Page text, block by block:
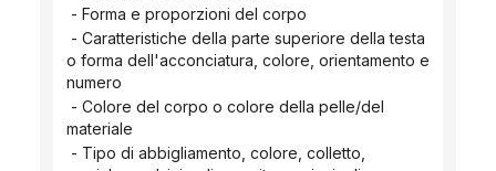
- Forma e proporzioni del corpo
o forma dell'acconciatura, colore, orientamento e
numero
materiale